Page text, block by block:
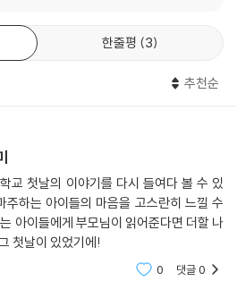
해 간다. 용기를 내어 친구에게 말을 걸고
행동과 말을 관찰하며 새로운 환경에 적응
가 새로운 환경에 적응해 갈 우리 초등학
리게 한다. 그렇게 처음이라는 떨림과 불안
니에요
이 파토슈 덕분에 한바탕 소동이 일어나고
을 떨치려고 집에서 기르는 동물을 가져온
오는 일이 무섭기도 한 것이었음을 고백
라도 두렵고 떨리는 마음, 불안한 마음을
다. 선생님과 아이들이 서로의 마음을 알게
한줄평 3
추천순
교 첫날의 이야기를 다시 들여다 볼 수 있
주하는 아이들의 마음을 고스란히 느낄 수
아이들에게 부모님이 읽어준다면 더할 나
첫날이 있었기에!
0 댓글0